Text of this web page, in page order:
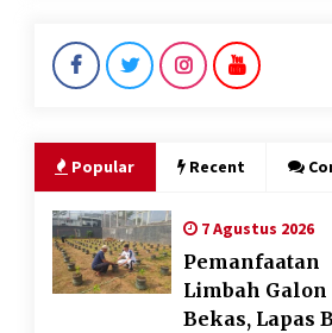
Jokowi Tetap Disambut
Masih Dirasakan
Popular Recent
7 Agustus 2026
Pemanfaatan
Limbah Galon
Bekas, Lapas